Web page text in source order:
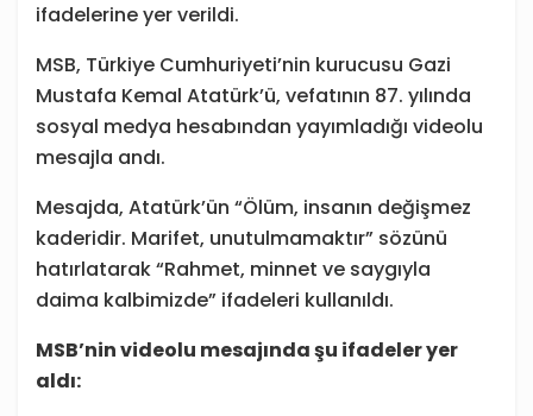
ifadelerine yer verildi.
MSB, Türkiye Cumhuriyeti’nin kurucusu Gazi
Mustafa Kemal Atatürk’ü, vefatının 87. yılında
sosyal medya hesabından yayımladığı videolu
mesajla andı.
Mesajda, Atatürk’ün “Ölüm, insanın değişmez
kaderidir. Marifet, unutulmamaktır” sözünü
hatırlatarak “Rahmet, minnet ve saygıyla
daima kalbimizde” ifadeleri kullanıldı.
MSB’nin videolu mesajında şu ifadeler yer
aldı: